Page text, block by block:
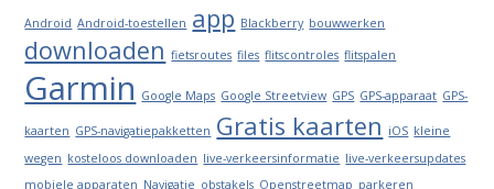
Android Android-toestellen app Blackberry bouwwerken
downloaden fietsroutes files flitscontroles flitspalen
Garmin Google Maps Google Streetview GPS GPS-apparaat GPS-
kaarten GPS-navigatiepakketten Gratis kaarten iOS kleine
wegen kosteloos downloaden live-verkeersinformatie live-verkeersupdates
mobiele apparaten Navigatie obstakels Openstreetmap parkeren